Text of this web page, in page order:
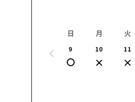
日
9
月
10
火
11